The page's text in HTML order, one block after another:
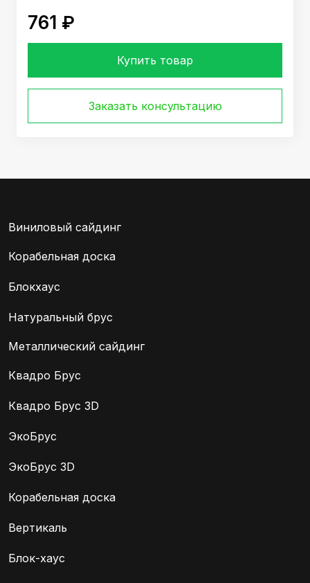
761 ₽
Купить товар
Заказать консультацию
Виниловый сайдинг
Корабельная доска
Блокхаус
Натуральный брус
Металлический сайдинг
Квадро Брус
Квадро Брус 3D
ЭкоБрус
ЭкоБрус 3D
Корабельная доска
Вертикаль
Блок-хаус